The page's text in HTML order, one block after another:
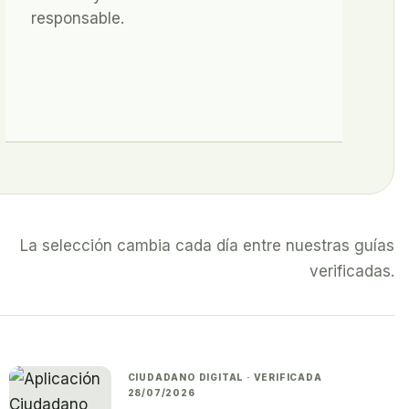
responsable.
La selección cambia cada día entre nuestras guías
verificadas.
CIUDADANO DIGITAL · VERIFICADA
28/07/2026